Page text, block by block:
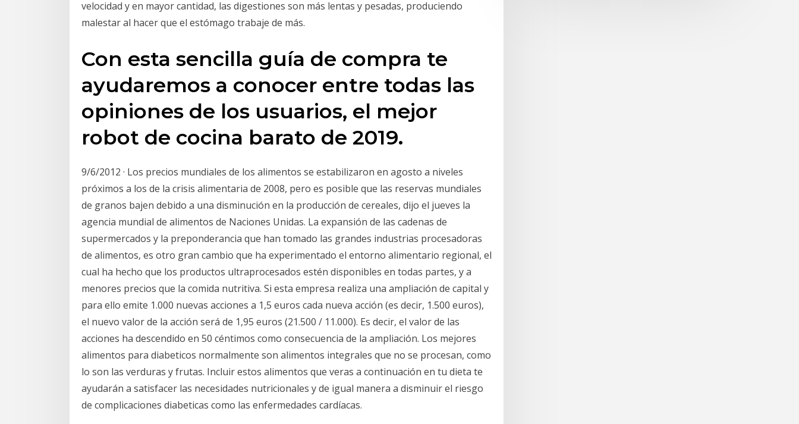
velocidad y en mayor cantidad, las digestiones son más lentas y pesadas, produciendo
malestar al hacer que el estómago trabaje de más.
Con esta sencilla guía de compra te
ayudaremos a conocer entre todas las
opiniones de los usuarios, el mejor
robot de cocina barato de 2019.
9/6/2012 · Los precios mundiales de los alimentos se estabilizaron en agosto a niveles
próximos a los de la crisis alimentaria de 2008, pero es posible que las reservas mundiales
de granos bajen debido a una disminución en la producción de cereales, dijo el jueves la
agencia mundial de alimentos de Naciones Unidas. La expansión de las cadenas de
supermercados y la preponderancia que han tomado las grandes industrias procesadoras
de alimentos, es otro gran cambio que ha experimentado el entorno alimentario regional, el
cual ha hecho que los productos ultraprocesados estén disponibles en todas partes, y a
menores precios que la comida nutritiva. Si esta empresa realiza una ampliación de capital y
para ello emite 1.000 nuevas acciones a 1,5 euros cada nueva acción (es decir, 1.500 euros),
el nuevo valor de la acción será de 1,95 euros (21.500 / 11.000). Es decir, el valor de las
acciones ha descendido en 50 céntimos como consecuencia de la ampliación. Los mejores
alimentos para diabeticos normalmente son alimentos integrales que no se procesan, como
lo son las verduras y frutas. Incluir estos alimentos que veras a continuación en tu dieta te
ayudarán a satisfacer las necesidades nutricionales y de igual manera a disminuir el riesgo
de complicaciones diabeticas como las enfermedades cardíacas.